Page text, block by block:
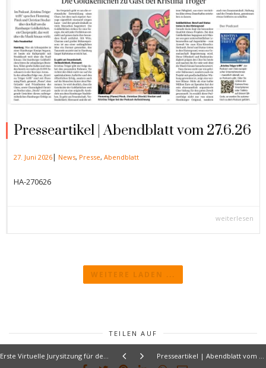
Presseartikel | Abendblatt vom 27.6.26
27. Juni 2026| News, Presse, Abendblatt
HA-270626
weiterlesen
WEITERE LADEN ...
TEILEN AUF
Erste Virtuelle Jurysitzung für den Award CeU loves K nst Presseartikel | Abendblatt vom 20.5.23